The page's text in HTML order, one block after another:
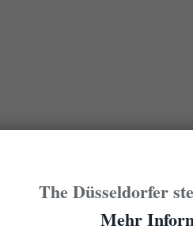
The Düsseldorfer
Mehr